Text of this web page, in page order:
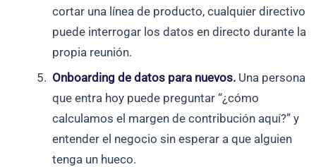
cortar una línea de producto, cualquier directivo
puede interrogar los datos en directo durante la
propia reunión.
Onboarding de datos para nuevos. Una persona
que entra hoy puede preguntar “¿cómo
calculamos el margen de contribución aquí?” y
entender el negocio sin esperar a que alguien
tenga un hueco.